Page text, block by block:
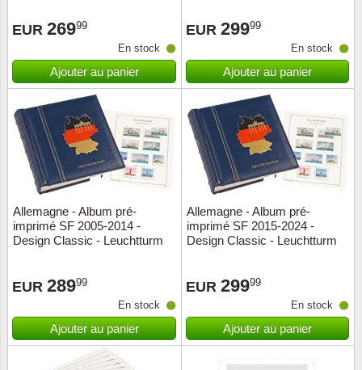
EUR 26999
En stock
Ajouter au panier
EUR 29999
En stock
Ajouter au panier
Allemagne - Album pré-
imprimé SF 2005-2014 -
Design Classic - Leuchtturm
EUR 28999
En stock
Ajouter au panier
Allemagne - Album pré-
imprimé SF 2015-2024 -
Design Classic - Leuchtturm
EUR 29999
En stock
Ajouter au panier
Lots de timbres
Années
Présentation souvenir
Collections annuelles / livres
Vignettes de Noël et feuilles
Matériel numismatique
Pour le nouveau collectionneur
Fournitures de bureau
Jeux de cartes à collectionner
Europa
Films
Thém.
Thém.
Newsletter
Politique de confidentialité